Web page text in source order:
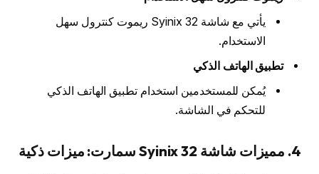
يأتي مع شاشة Syinix 32 ريموت كنترول سهل
الاستخدام.
تطبيق الهاتف الذكي
يُمكن للمستخدمين استخدام تطبيق الهاتف الذكي
للتحكم في الشاشة.
4. مميزات شاشة Syinix 32 سمارت: ميزات ذكية